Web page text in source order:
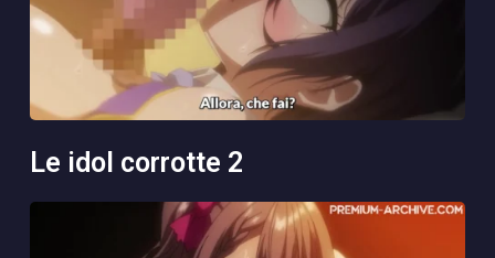
le idol corrotte 2